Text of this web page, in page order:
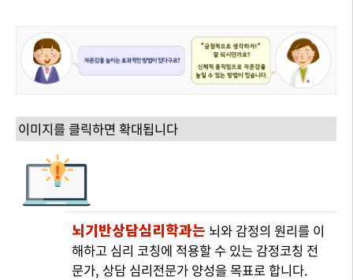
이미지를 클릭하면 확대됩니다
뇌기반상담심리학과는 뇌와 감정의 원리를 이
해하고 심리 코칭에 적용할 수 있는 감정코칭 전
문가, 상담 심리전문가 양성을 목표로 합니다.